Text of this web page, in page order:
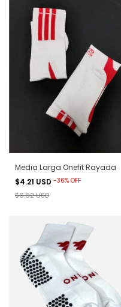
Media Larga Onefit Rayada
$4.21 USD -36% OFF
$6.62 USD